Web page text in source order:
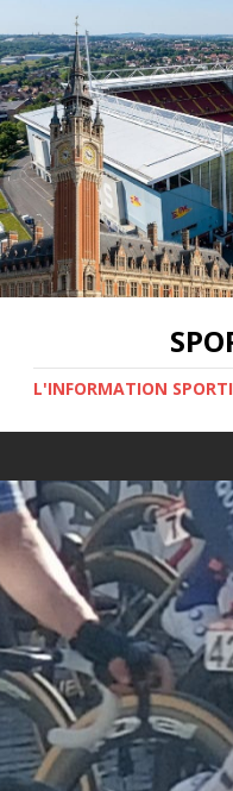
L'INFORMATION